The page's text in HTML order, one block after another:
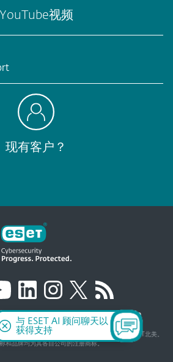
YouTube视频
现有客户？
报告的漏洞 网站地图 管理 Cookie
商标为ESET、spol的商标或注册商标。s r.o.或ESET北美。
和品牌均为其各自公司的注册商标。
与 ESET AI 顾问聊天以
获得支持